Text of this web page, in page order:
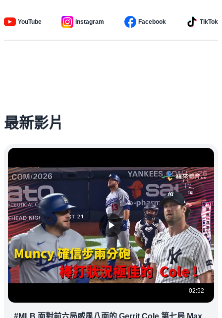
YouTube Instagram Facebook TikTok
最新影片
02:52
#MLB 面對前六局威風八面的 Gerrit Cole 第七局 Max